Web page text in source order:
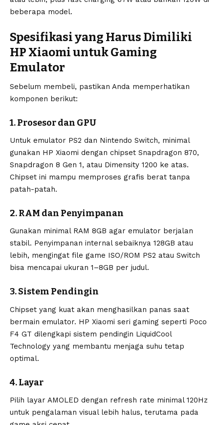
beberapa model.
Spesifikasi yang Harus Dimiliki
HP Xiaomi untuk Gaming
Emulator
Sebelum membeli, pastikan Anda memperhatikan
komponen berikut:
1. Prosesor dan GPU
Untuk emulator PS2 dan Nintendo Switch, minimal
gunakan HP Xiaomi dengan chipset Snapdragon 870,
Snapdragon 8 Gen 1, atau Dimensity 1200 ke atas.
Chipset ini mampu memproses grafis berat tanpa
patah-patah.
2. RAM dan Penyimpanan
Gunakan minimal RAM 8GB agar emulator berjalan
stabil. Penyimpanan internal sebaiknya 128GB atau
lebih, mengingat file game ISO/ROM PS2 atau Switch
bisa mencapai ukuran 1–8GB per judul.
3. Sistem Pendingin
Chipset yang kuat akan menghasilkan panas saat
bermain emulator. HP Xiaomi seri gaming seperti Poco
F4 GT dilengkapi sistem pendingin LiquidCool
Technology yang membantu menjaga suhu tetap
optimal.
4. Layar
Pilih layar AMOLED dengan refresh rate minimal 120Hz
untuk pengalaman visual lebih halus, terutama pada